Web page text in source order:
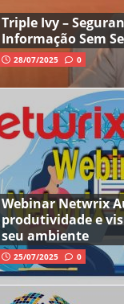
Triple Ivy –
Informação Sem
28/07/2025 0
Webinar Netwrix
produtividade e
seu ambiente
25/07/2025 0